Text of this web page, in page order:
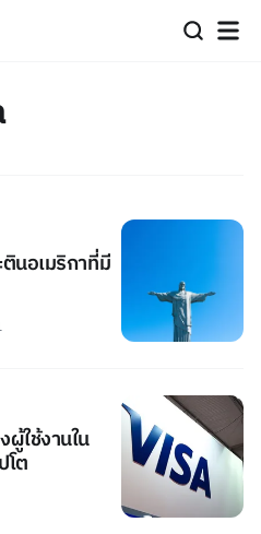
นอเมริกาที่มี
ใช้งานใน
โต